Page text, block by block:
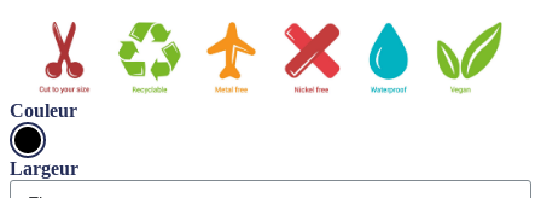
Couleur
Largeur